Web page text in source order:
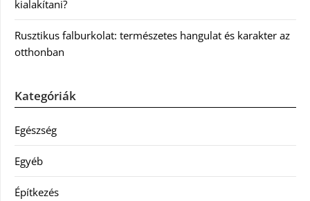
kialakítani?
Rusztikus falburkolat: természetes hangulat és karakter az
otthonban
Kategóriák
Egészség
Egyéb
Építkezés